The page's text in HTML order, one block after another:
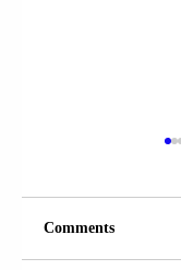
Comments